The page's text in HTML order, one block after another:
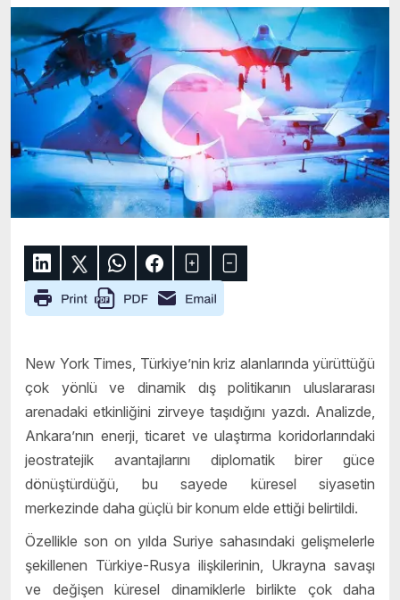
New York Times, Türkiye’nin kriz alanlarında yürüttüğü
çok yönlü ve dinamik dış politikanın uluslararası
arenadaki etkinliğini zirveye taşıdığını yazdı. Analizde,
Ankara’nın enerji, ticaret ve ulaştırma koridorlarındaki
jeostratejik avantajlarını diplomatik birer güce
dönüştürdüğü, bu sayede küresel siyasetin
merkezinde daha güçlü bir konum elde ettiği belirtildi.
Özellikle son on yılda Suriye sahasındaki gelişmelerle
şekillenen Türkiye-Rusya ilişkilerinin, Ukrayna savaşı
ve değişen küresel dinamiklerle birlikte çok daha